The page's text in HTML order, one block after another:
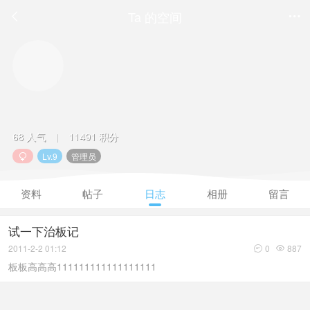
68 人气 | 11491 积分
 Lv.9 管理员
资料 帖子 日志 相册 留言
试一下治板记
 887
 0
2011-2-2 01:12
板板高高高111111111111111111